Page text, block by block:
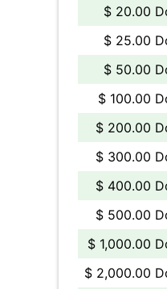
$ 20.00
$ 25.00
$ 50.00
$ 100.00
$ 200.00
$ 300.00
$ 400.00
$ 500.00
$ 1,000.00
$ 2,000.00